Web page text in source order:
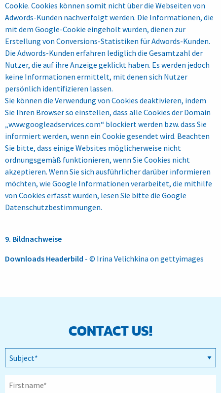
Cookie. Cookies können somit nicht über die Webseiten von
Adwords-Kunden nachverfolgt werden. Die Informationen, die
mit dem Google-Cookie eingeholt wurden, dienen zur
Erstellung von Conversions-Statistiken für Adwords-Kunden.
Die Adwords-Kunden erfahren lediglich die Gesamtzahl der
Nutzer, die auf ihre Anzeige geklickt haben. Es werden jedoch
keine Informationen ermittelt, mit denen sich Nutzer
persönlich identifizieren lassen.
Sie können die Verwendung von Cookies deaktivieren, indem
Sie Ihren Browser so einstellen, dass alle Cookies der Domain
„www.googleadservices.com“ blockiert werden bzw. dass Sie
informiert werden, wenn ein Cookie gesendet wird. Beachten
Sie bitte, dass einige Websites möglicherweise nicht
ordnungsgemäß funktionieren, wenn Sie Cookies nicht
akzeptieren. Wenn Sie sich ausführlicher darüber informieren
möchten, wie Google Informationen verarbeitet, die mithilfe
von Cookies erfasst wurden, lesen Sie bitte die Google
Datenschutzbestimmungen.
9. Bildnachweise
Downloads Headerbild - © Irina Velichkina on gettyimages
CONTACT US!